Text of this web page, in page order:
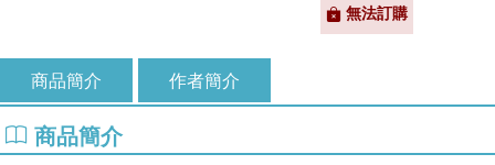
無法訂購
商品簡介 作者簡介
商品簡介